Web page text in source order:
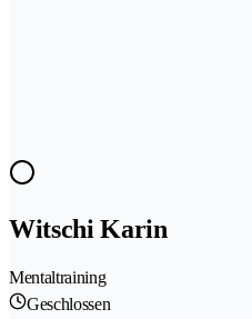
Witschi Karin
Mentaltraining
Geschlossen